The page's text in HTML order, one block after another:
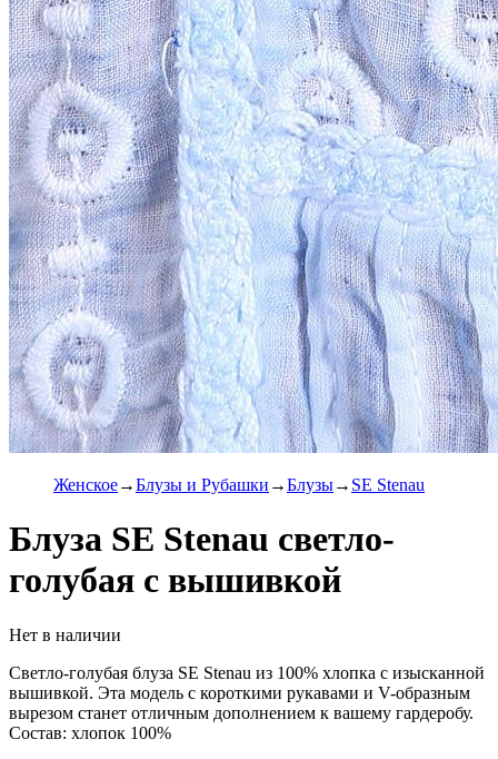
Женское Блузы и Рубашки Блузы SE Stenau
Блуза SE Stenau светло-
голубая с вышивкой
Нет в наличии
Светло-голубая блуза SE Stenau из 100% хлопка с изысканной
вышивкой. Эта модель с короткими рукавами и V-образным
вырезом станет отличным дополнением к вашему гардеробу.
Состав: хлопок 100%